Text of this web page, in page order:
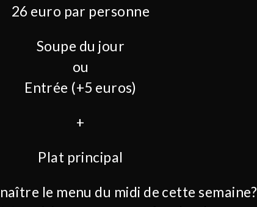
26 euro par personne
Soupe du jour
ou
Entrée (+5 euros)
+
Plat principal
le menu du midi de cette semaine?